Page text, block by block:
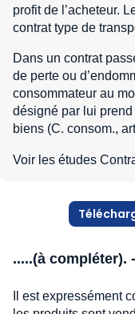
profit de l’acheteur.
contrat type de
Dans un contrat
de perte ou
consommateur au
désigné par lui
biens (C. consom.,
Voir les études
.....(à compléter).
Il est expressément